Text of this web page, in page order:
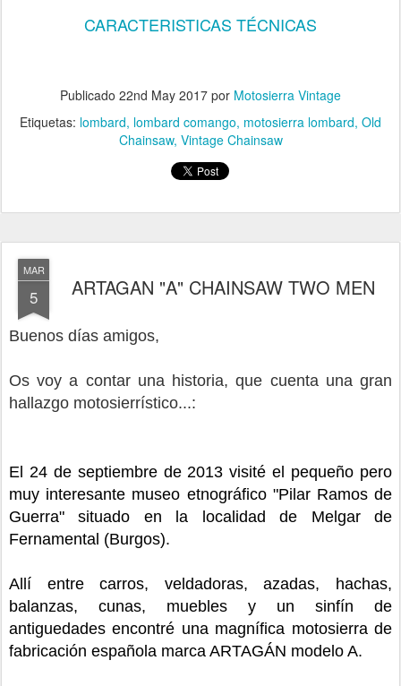
CARACTERISTICAS TÉCNICAS
Publicado 22nd May 2017 por Motosierra Vintage
Etiquetas: lombard lombard comango motosierra lombard Old
Chainsaw Vintage Chainsaw
MAR
5 ARTAGAN "A" CHAINSAW TWO MEN
Buenos días amigos,
Os voy a contar una historia, que cuenta una gran
hallazgo motosierrístico...:
El 24 de septiembre de 2013 visitéel pequeño pero
muy interesante museo etnográfico "Pilar Ramos de
Guerra" situado en la localidad de Melgar de
Fernamental (Burgos).
Allí entre carros, vel dadoras, azadas, hachas,
balanzas, cunas, muebles y un sinfín de
antiguedades encontré una magnífica motosierra de
fabricación española marca ARTAGÁN modelo A.